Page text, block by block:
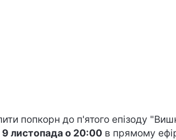
попкорн до п'ятого епізоду
9 листопада о 20:00 в прямому